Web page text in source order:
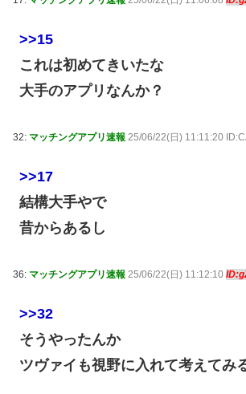
>>15
これは初めてきいたな
大手のアプリなんか？
32: マッチングアプリ速報 25/06/22(日) 11:11:20
>>17
結構大手やで
昔からあるし
36: マッチングアプリ速報 25/06/22(日) 11:12:10
>>32
そうやったんか
ツヴァイも視野に入れて考えてみ